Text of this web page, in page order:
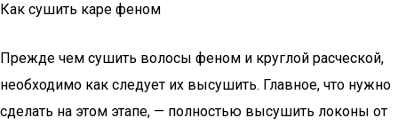
Как сушить каре феном
Прежде чем сушить волосы феном и круглой расческой,
необходимо как следует их высушить. Главное, что нужно
сделать на этом этапе, — полностью высушить локоны от